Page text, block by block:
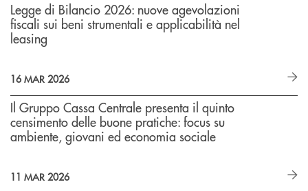
Legge di Bilancio 2026: nuove agevolazioni
fiscali sui beni strumentali e applicabilità nel
leasing
16 MAR 2026
Il Gruppo Cassa Centrale presenta il quinto
censimento delle buone pratiche: focus su
ambiente, giovani ed economia sociale
11 MAR 2026